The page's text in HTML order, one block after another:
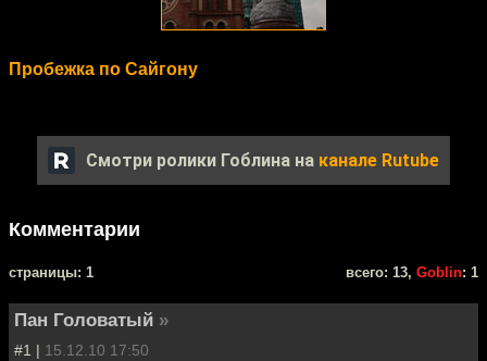
Пробежка по Сайгону
Смотри ролики Гоблина на канале Rutube
Комментарии
cтраницы: 1 всего: 13, Goblin: 1
Пан Головатый »
#1 | 15.12.10 17:50